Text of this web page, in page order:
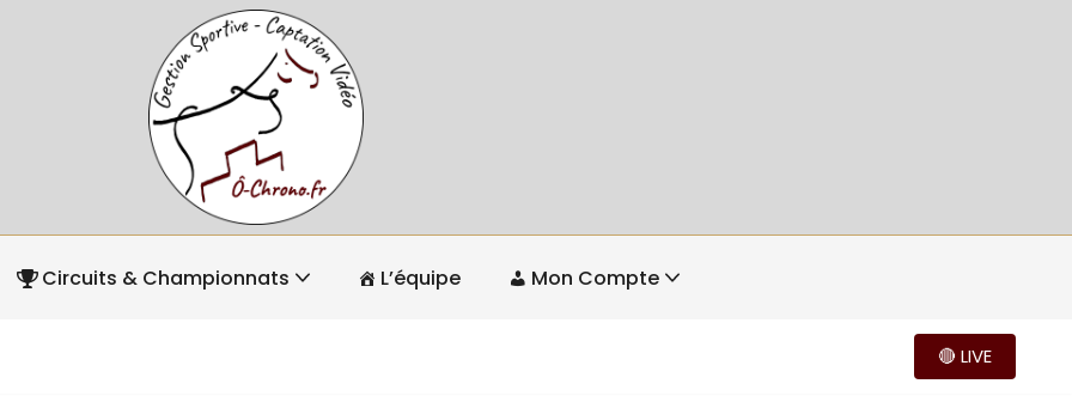
Circuits & Championnats L’équipe Mon Compte
🔴 LIVE